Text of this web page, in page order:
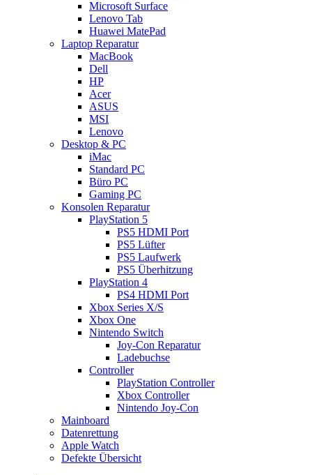
Microsoft Surface
Lenovo Tab
Huawei MatePad
Laptop Reparatur
MacBook
Dell
HP
Acer
ASUS
MSI
Lenovo
Desktop & PC
iMac
Standard PC
Büro PC
Gaming PC
Konsolen Reparatur
PlayStation 5
PS5 HDMI Port
PS5 Lüfter
PS5 Laufwerk
PS5 Überhitzung
PlayStation 4
PS4 HDMI Port
Xbox Series X/S
Xbox One
Nintendo Switch
Joy-Con Reparatur
Ladebuchse
Controller
PlayStation Controller
Xbox Controller
Nintendo Joy-Con
Mainboard
Datenrettung
Apple Watch
Defekte Übersicht